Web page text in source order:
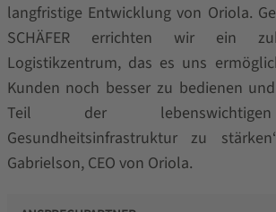
langfristige Entwicklung von Oriola.
SCHÄFER errichten wir ein
Logistikzentrum, das es uns
Kunden noch besser zu bedienen
Teil der
Gesundheitsinfrastruktur zu
Gabrielson, CEO von Oriola.